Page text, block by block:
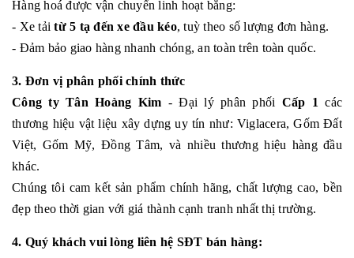
Hàng hoá được vận chuyển linh hoạt bằng:
- Xe tảitừ 5 tạ đến xe đầu kéo, tuỳ theo số lượng đơn hàng.
- Đảm bảo giao hàng nhanh chóng, an toàn trên toàn quốc.
3. Đơn vị phân phối chính thức
Công ty Tân Hoàng Kim - Đại lý phân phối Cấp 1 các
thương hiệu vật liệu xây dựng uy tín như: Viglacera, Gốm Đất
Việt, Gốm Mỹ, Đồng Tâm, và nhiều thương hiệu hàng đầu
khác.
Chúng tôi cam kết sản phẩm chính hãng, chất lượng cao, bền
đẹp theo thời gian với giá thành cạnh tranh nhất thị trường.
4. Quý khách vui lòng liên hệ SĐT bán hàng: